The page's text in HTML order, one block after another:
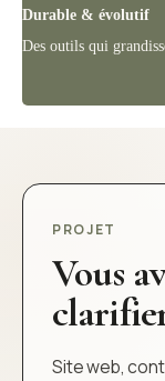
Durable & évolutif
Des outils qui
PROJET
Vous
Site web,